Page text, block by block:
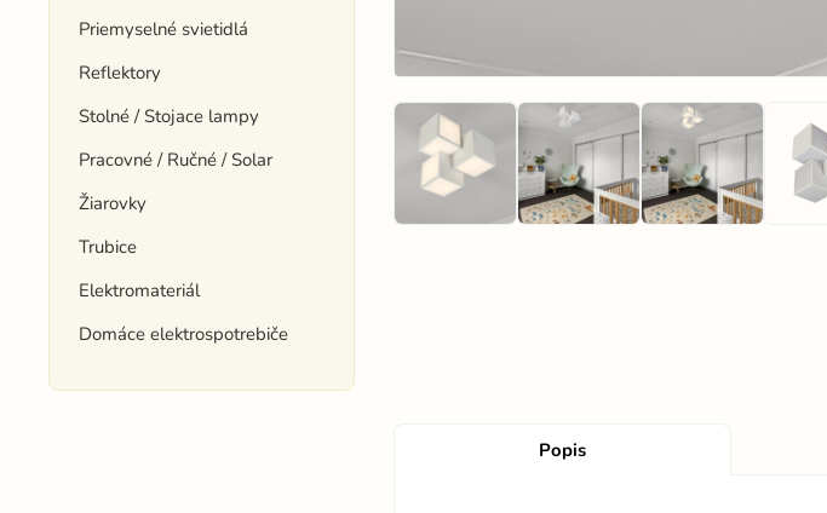
Priemyselné svietidlá
Reflektory
Stolné / Stojace lampy
Pracovné / Ručné / Solar
Žiarovky
Trubice
Elektromateriál
Domáce elektrospotrebiče
Popis